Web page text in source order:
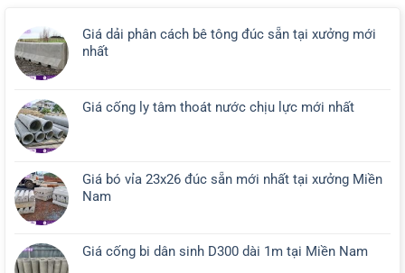
Giá dải phân cách bê tông đúc sẵn tại xưởng mới
nhất
Giá cống ly tâm thoát nước chịu lực mới nhất
Giá bó vỉa 23x26 đúc sẵn mới nhất tại xưởng Miền
Nam
Giá cống bi dân sinh D300 dài 1m tại Miền Nam